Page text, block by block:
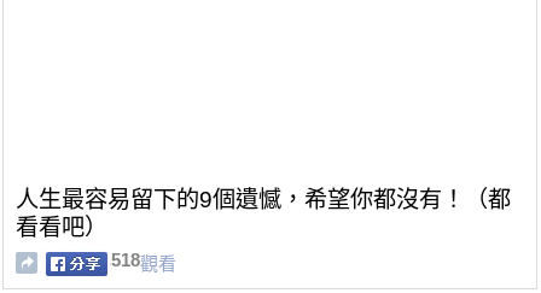
人生最容易留下的9個遺憾，希望你都沒有！（都
看看吧）
518觀看